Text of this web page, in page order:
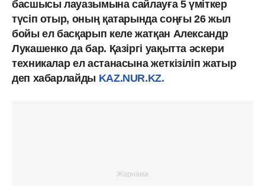
басшысы лауазымына сайлауға 5 үміткер
түсіп отыр, оның қатарында соңғы 26 жыл
бойы ел басқарып келе жатқан Александр
Лукашенко да бар. Қазіргі уақытта әскери
техникалар ел астанасына жеткізіліп жатыр
деп хабарлайды KAZ.NUR.KZ.